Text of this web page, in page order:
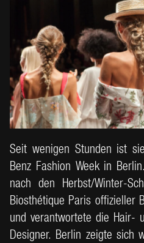
Seit wenigen Stunden ist
Benz Fashion Week in
nach den Herbst/Winter-
Biosthétique Paris offizieller
und verantwortete die Hair-
Designer. Berlin zeigte sich